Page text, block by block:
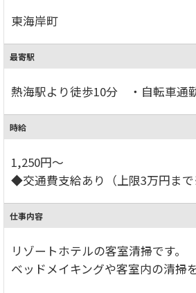
東海岸町
最寄駅
熱海駅より徒歩10分 ・自転車通
時給
1,250円～
◆交通費支給あり（上限3万円まで
仕事内容
リゾートホテルの客室清掃です。
ベッドメイキングや客室内の清掃